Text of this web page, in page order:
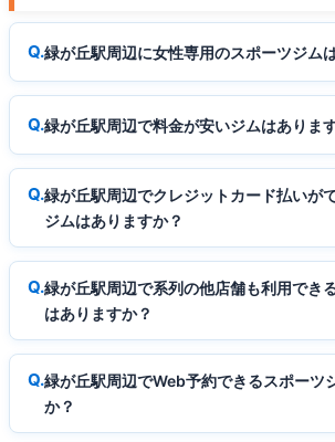
緑が丘駅周辺に女性専用のスポーツジム
緑が丘駅周辺で料金が安いジムはありま
緑が丘駅周辺でクレジットカード払いが
ジムはありますか？
緑が丘駅周辺で系列の他店舗も利用でき
はありますか？
緑が丘駅周辺でWeb予約できるスポーツ
か？